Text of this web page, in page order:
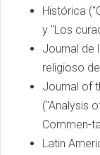
Histórica
y "Los
Journal de
religioso
Journal of
("Analysis
Commen-
Latin